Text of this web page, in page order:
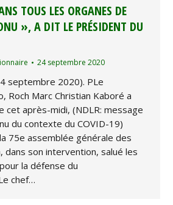
TOUS LES ORGANES DE
», A DIT LE PRÉSIDENT DU
24 septembre 2020
septembre 2020). PLe
Roch Marc Christian Kaboré a
cet après-midi, (NDLR: message
du contexte du COVID-19)
75e assemblée générale des
dans son intervention, salué les
la défense du
chef…